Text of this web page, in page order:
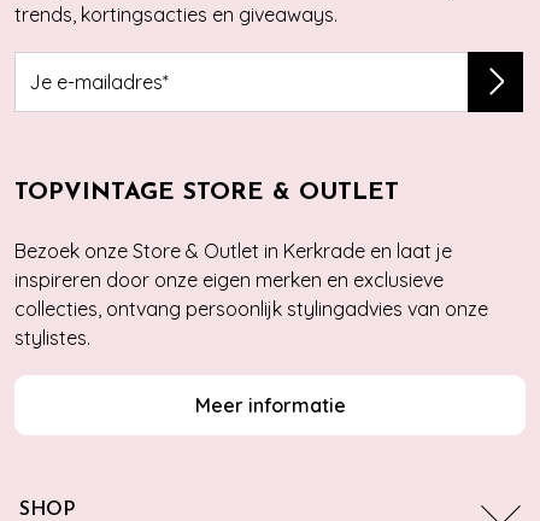
trends, kortingsacties en giveaways.
TOPVINTAGE STORE & OUTLET
Bezoek onze Store & Outlet in Kerkrade en laat je
inspireren door onze eigen merken en exclusieve
collecties, ontvang persoonlijk stylingadvies van onze
stylistes.
Meer informatie
SHOP